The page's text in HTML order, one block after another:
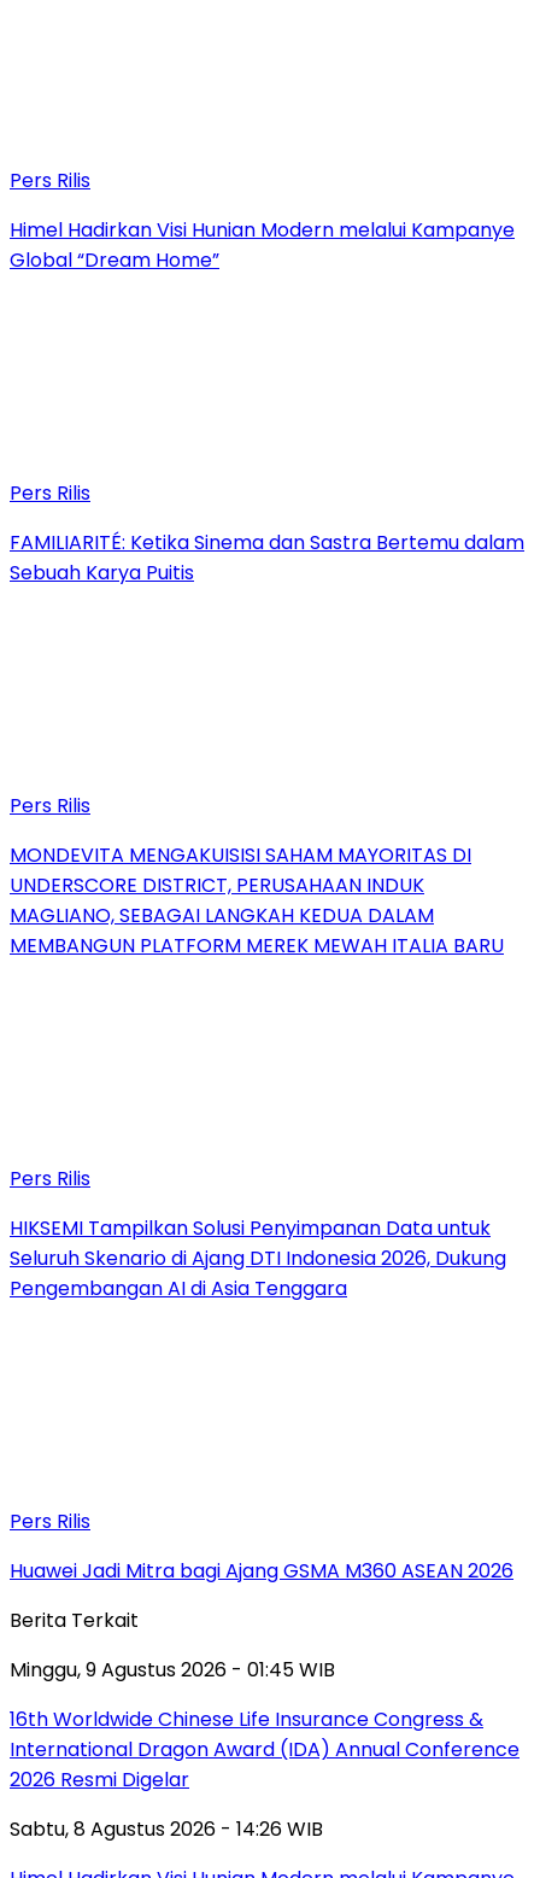
Pers Rilis
Himel Hadirkan Visi Hunian Modern melalui Kampanye
Global “Dream Home”
Pers Rilis
FAMILIARITÉ: Ketika Sinema dan Sastra Bertemu dalam
Sebuah Karya Puitis
Pers Rilis
MONDEVITA MENGAKUISISI SAHAM MAYORITAS DI
UNDERSCORE DISTRICT, PERUSAHAAN INDUK
MAGLIANO, SEBAGAI LANGKAH KEDUA DALAM
MEMBANGUN PLATFORM MEREK MEWAH ITALIA BARU
Pers Rilis
HIKSEMI Tampilkan Solusi Penyimpanan Data untuk
Seluruh Skenario di Ajang DTI Indonesia 2026, Dukung
Pengembangan AI di Asia Tenggara
Pers Rilis
Huawei Jadi Mitra bagi Ajang GSMA M360 ASEAN 2026
Berita Terkait
Minggu, 9 Agustus 2026 - 01:45 WIB
16th Worldwide Chinese Life Insurance Congress &
International Dragon Award (IDA) Annual Conference
2026 Resmi Digelar
Sabtu, 8 Agustus 2026 - 14:26 WIB